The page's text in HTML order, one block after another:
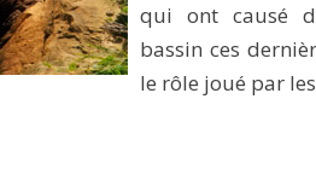
qui ont causé
bassin ces
le rôle joué par